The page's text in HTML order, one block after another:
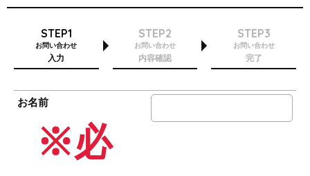
STEP1
お問い合わせ
入力
STEP2
お問い合わせ
内容確認
STEP3
お問い合わせ
完了
お名前
※必